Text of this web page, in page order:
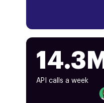
14.3M
API calls a week